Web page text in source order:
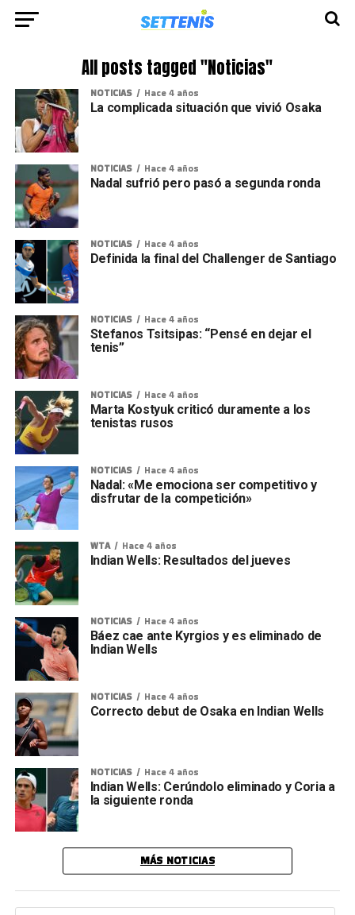
All posts tagged "Noticias"
NOTICIAS Hace 4 años
La complicada situación que vivió Osaka
NOTICIAS Hace 4 años
Nadal sufrió pero pasó a segunda ronda
NOTICIAS Hace 4 años
Definida la final del Challenger de Santiago
NOTICIAS Hace 4 años
Stefanos Tsitsipas: “Pensé en dejar el
tenis”
NOTICIAS Hace 4 años
Marta Kostyuk criticó duramente a los
tenistas rusos
NOTICIAS Hace 4 años
Nadal: «Me emociona ser competitivo y
disfrutar de la competición»
WTA Hace 4 años
Indian Wells: Resultados del jueves
NOTICIAS Hace 4 años
Báez cae ante Kyrgios y es eliminado de
Indian Wells
NOTICIAS Hace 4 años
Correcto debut de Osaka en Indian Wells
NOTICIAS Hace 4 años
Indian Wells: Cerúndolo eliminado y Coria a
la siguiente ronda
MÁS NOTICIAS